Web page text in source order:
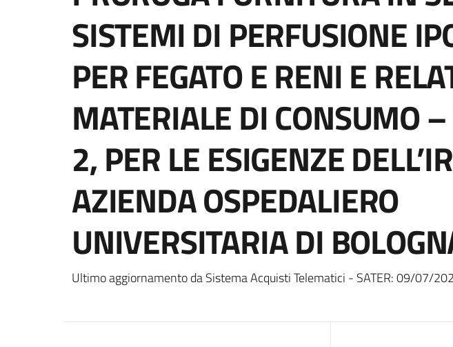
SISTEMI DI PERFUSIONE
PER FEGATO E RENI E
MATERIALE DI CONSUMO
2, PER LE ESIGENZE
AZIENDA OSPEDALIERO
UNIVERSITARIA DI
Ultimo aggiornamento da Sistema Acquisti Telematici - SATER:09/07/